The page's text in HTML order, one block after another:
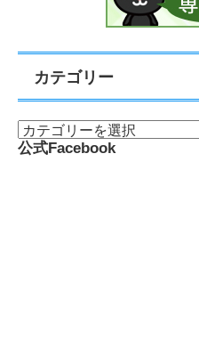
カテゴリー
公式Facebook